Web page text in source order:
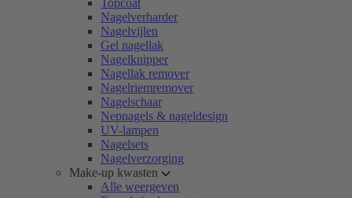
Topcoat
Nagelverharder
Nagelvijlen
Gel nagellak
Nagelknipper
Nagellak remover
Nagelriemremover
Nagelschaar
Nepnagels & nageldesign
UV-lampen
Nagelsets
Nagelverzorging
Make-up kwasten
Alle weergeven